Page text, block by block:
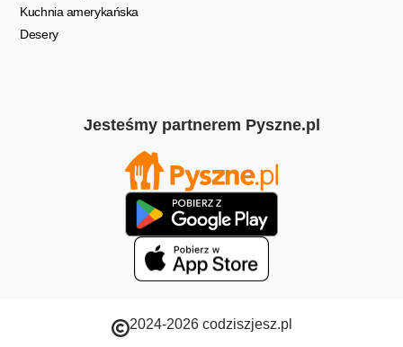
Kuchnia amerykańska
Desery
Jesteśmy partnerem Pyszne.pl
2024-2026 codziszjesz.pl